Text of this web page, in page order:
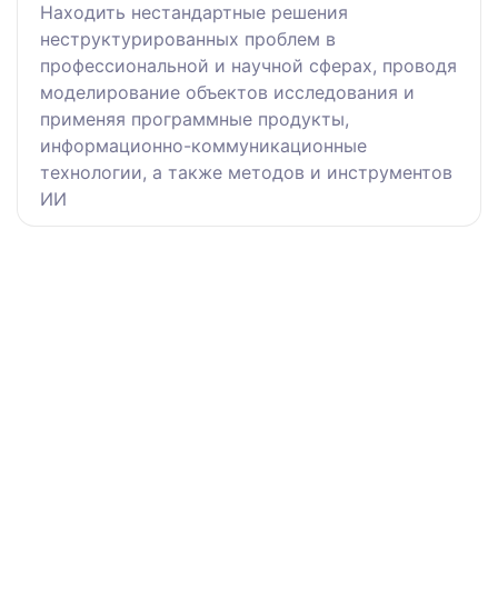
Находить нестандартные решения
неструктурированных проблем в
профессиональной и научной сферах, проводя
моделирование объектов исследования и
применяя программные продукты,
информационно-коммуникационные
технологии, а также методов и инструментов
ИИ